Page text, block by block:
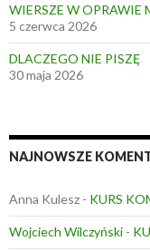
WIERSZE W OPRAWIE
5 czerwca 2026
DLACZEGO NIE PISZĘ
30 maja 2026
NAJNOWSZE
Anna Kulesz - KURS
Wojciech Wilczyński -